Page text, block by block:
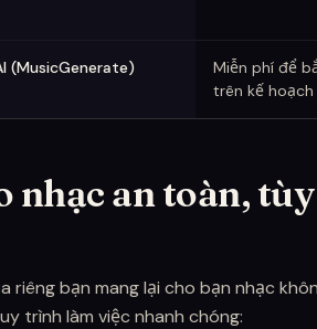
(MusicGenerate)
Miễn phí để
trên kế hoạch
nhạc an toàn,
riêng bạn mang lại cho bạn nhạc
trình làm việc nhanh chóng: